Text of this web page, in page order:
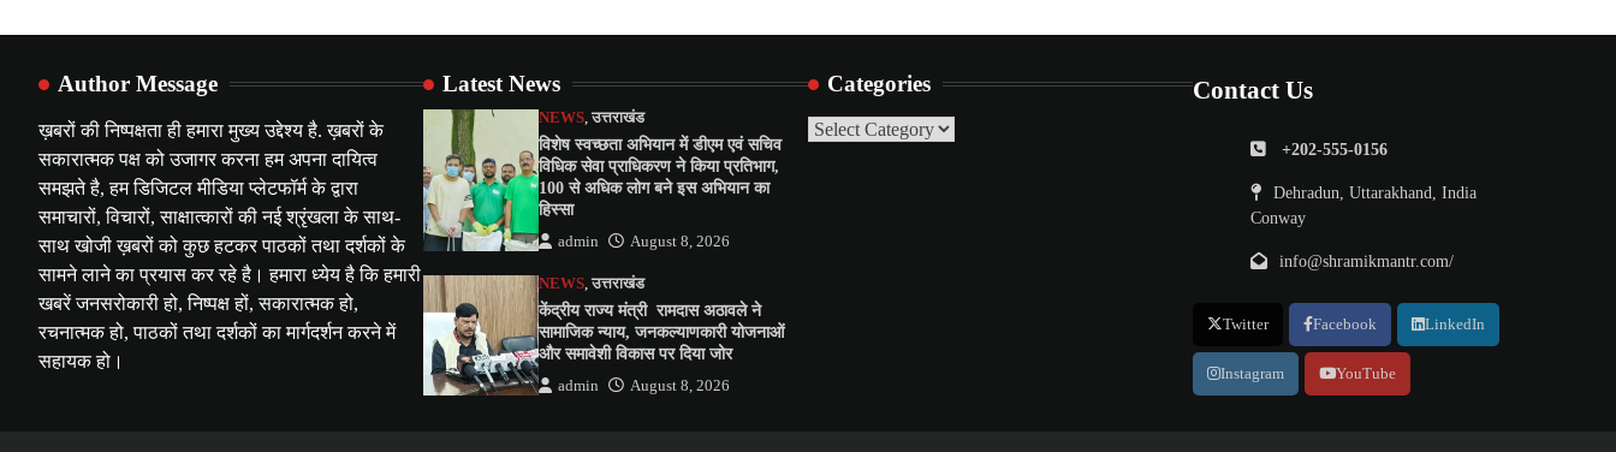
Author Message
ख़बरों की निष्पक्षता ही हमारा मुख्य उद्देश्य है. ख़बरों के
सकारात्मक पक्ष को उजागर करना हम अपना दायित्व
समझते है, हम डिजिटल मीडिया प्लेटफॉर्म के द्वारा
समाचारों, विचारों, साक्षात्कारों की नई श्रृंखला के साथ-
साथ खोजी ख़बरों को कुछ हटकर पाठकों तथा दर्शकों के
सामने लाने का प्रयास कर रहे है। हमारा ध्येय है कि हमारी
खबरें जनसरोकारी हो, निष्पक्ष हों, सकारात्मक हो,
रचनात्मक हो, पाठकों तथा दर्शकों का मार्गदर्शन करने में
सहायक हो।
Latest News
NEWS, उत्तराखंड
विशेष स्वच्छता अभियान में डीएम एवं सचिव
विधिक सेवा प्राधिकरण ने किया प्रतिभाग,
100 से अधिक लोग बने इस अभियान का
हिस्सा
admin August 8, 2026
NEWS, उत्तराखंड
केंद्रीय राज्य मंत्री रामदास अठावले ने
सामाजिक न्याय, जनकल्याणकारी योजनाओं
और समावेशी विकास पर दिया जोर
admin August 8, 2026
Categories
Categories
Contact Us
+202-555-0156
Dehradun, Uttarakhand, India
Conway
info@shramikmantr.com/
Twitter Facebook LinkedIn
Instagram YouTube